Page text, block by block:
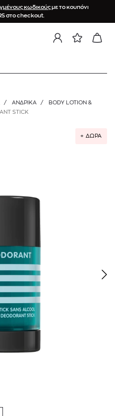
κωδικούςμε το κουπόνι
στο checkout.
/ ΑΝΔΡΙΚΆ /
BODY LOTION &
STICK
+ ΔΩΡΑ